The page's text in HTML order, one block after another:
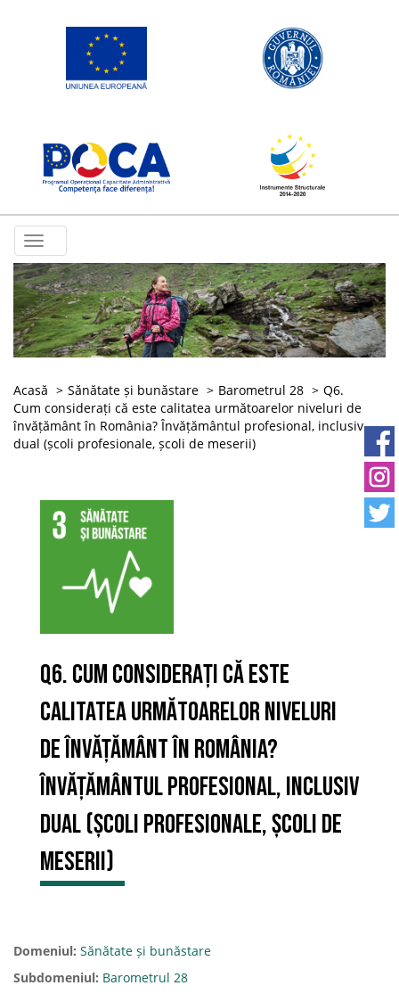
Toggle
navigation
Acasă Sănătate și bunăstare Barometrul 28
Q6.
Cum considerați că este calitatea următoarelor niveluri de
învățământ în România? Învățământul profesional, inclusiv
dual (școli profesionale, școli de meserii)
Q6. Cum considerați că este
calitatea următoarelor niveluri
de învățământ în România?
Învățământul profesional, inclusiv
dual (școli profesionale, școli de
meserii)
Domeniul: Sănătate și bunăstare
Subdomeniul: Barometrul 28